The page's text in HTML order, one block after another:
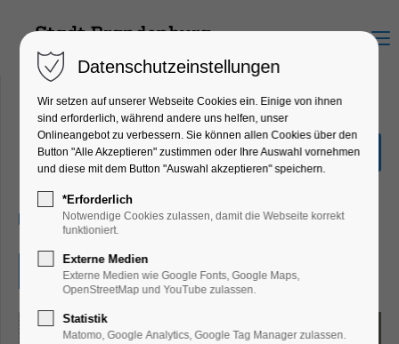
Menu
Ausstellung"frauenHAFT"
Ausstellung
13.06.2026, 10:00–17:00
Eintritt frei
Datenschutzeinstellungen
Wir setzen auf unserer Webseite Cookies ein. Einige von ihnen
sind erforderlich, während andere uns helfen, unser
Onlineangebot zu verbessern. Sie können allen Cookies über den
Button "Alle Akzeptieren" zustimmen oder Ihre Auswahl vornehmen
und diese mit dem Button "Auswahl akzeptieren" speichern.
*Erforderlich
Notwendige Cookies zulassen, damit die Webseite korrekt
funktioniert.
Externe Medien
Externe Medien wie Google Fonts, Google Maps,
OpenStreetMap und YouTube zulassen.
Statistik
Matomo, Google Analytics, Google Tag Manager zulassen.